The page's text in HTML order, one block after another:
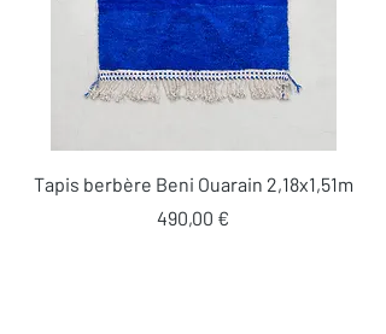
Tapis berbère Beni Ouarain 2,18x1,51m
Prix
490,00 €